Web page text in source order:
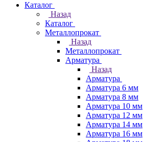
Каталог
Назад
Каталог
Металлопрокат
Назад
Металлопрокат
Арматура
Назад
Арматура
Арматура 6 мм
Арматура 8 мм
Арматура 10 мм
Арматура 12 мм
Арматура 14 мм
Арматура 16 мм